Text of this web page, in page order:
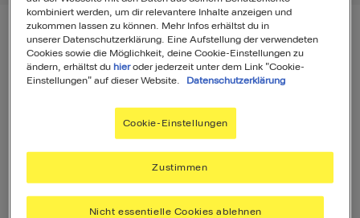
Filter Sortierung
kombiniert werden, um dir relevantere Inhalte anzeigen und
zukommen lassen zu können. Mehr Infos erhältst du in
unserer Datenschutzerklärung. Eine Aufstellung der verwendeten
Cookies sowie die Möglichkeit, deine Cookie-Einstellungen zu
ändern, erhältst duhieroder jederzeit unter dem Link "Cookie-
Einstellungen" auf dieser Website.
Datenschutzerklärung
Cookie-Einstellungen
Nicht essentielle Cookies ablehnen
Zustimmen